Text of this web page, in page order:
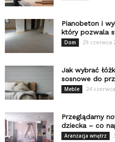
Pianobeton i
który pozwala
Dom 29 czerwca
Jak wybrać
sosnowe do
Meble 24
Przeglądamy
dziecka – co
Aranżacja wnętrz